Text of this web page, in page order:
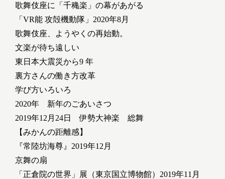
歌舞伎座に「千穐楽」の幕があがる
「VR能 攻殻機動隊」2020年8月
歌舞伎座、ようやくの再始動。
文楽が待ち遠しい
東日本大震災から9 年
裏方さんの働き方改革
学び方いろいろ
2020年 新年のごあいさつ
2019年12月24日 伊勢大神楽 総舞
【みかんの距離感】
『常陸坊海尊』2019年12月
京舞の扇
「正倉院の世界」展（東京国立博物館）2019年11月